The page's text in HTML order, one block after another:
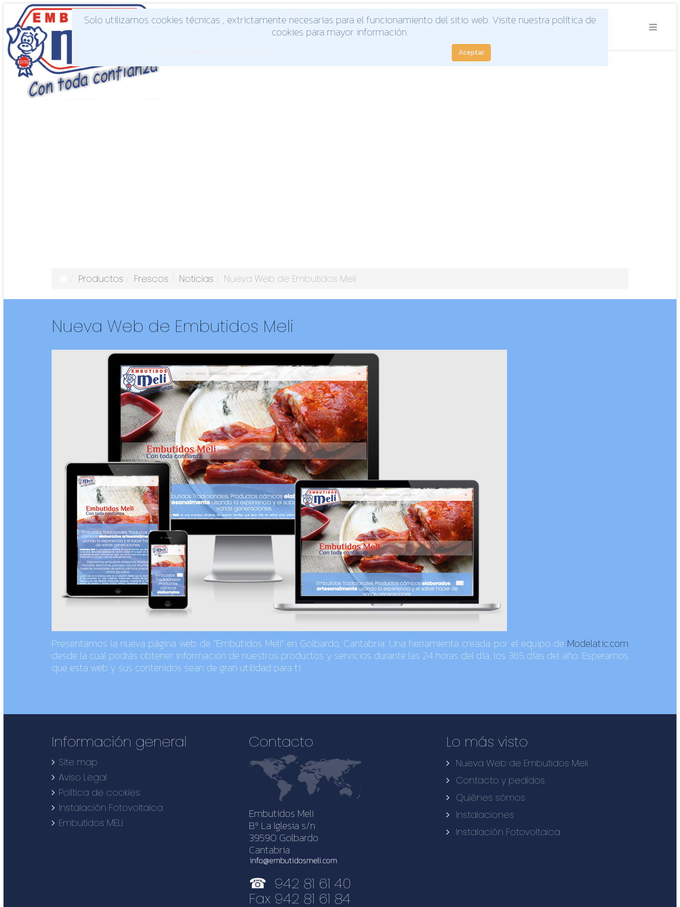
Solo utilizamos cookies técnicas , extrictamente necesarias para el funcionamiento del sitio web. Visite nuestra política de
cookies para mayor información.
Aceptar
INICIO EMPRESA INSTALACIONES PRODUCTOS CONTACTO
Productos Frescos Noticias Nueva Web de Embutidos Meli
Nueva Web de Embutidos Meli
Presentamos la nueva página web de "Embutidos Meli" en Golbardo, Cantabria. Una herramienta creada por el equipo de Modelatic.com
desde la cual podrás obtener información de nuestros productos y servicios durante las 24 horas del día, los 365 días del año. Esperamos
que esta web y sus contenidos sean de gran utilidad para ti.
Información general
Site map
Aviso Legal
Política de cookies
Instalación Fotovoltaica
Embutidos MELI
Contacto
Embutidos Meli
Bº La Iglesia s/n
39590 Golbardo
Cantabria
☎ 942 81 61 40
Fax 942 81 61 84
Lo más visto
Nueva Web de Embutidos Meli
Contacto y pedidos
Quiénes sómos
Instalaciones
Instalación Fotovoltaica